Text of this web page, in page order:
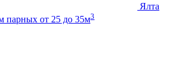
Ялта
парных от 25 до 35м3